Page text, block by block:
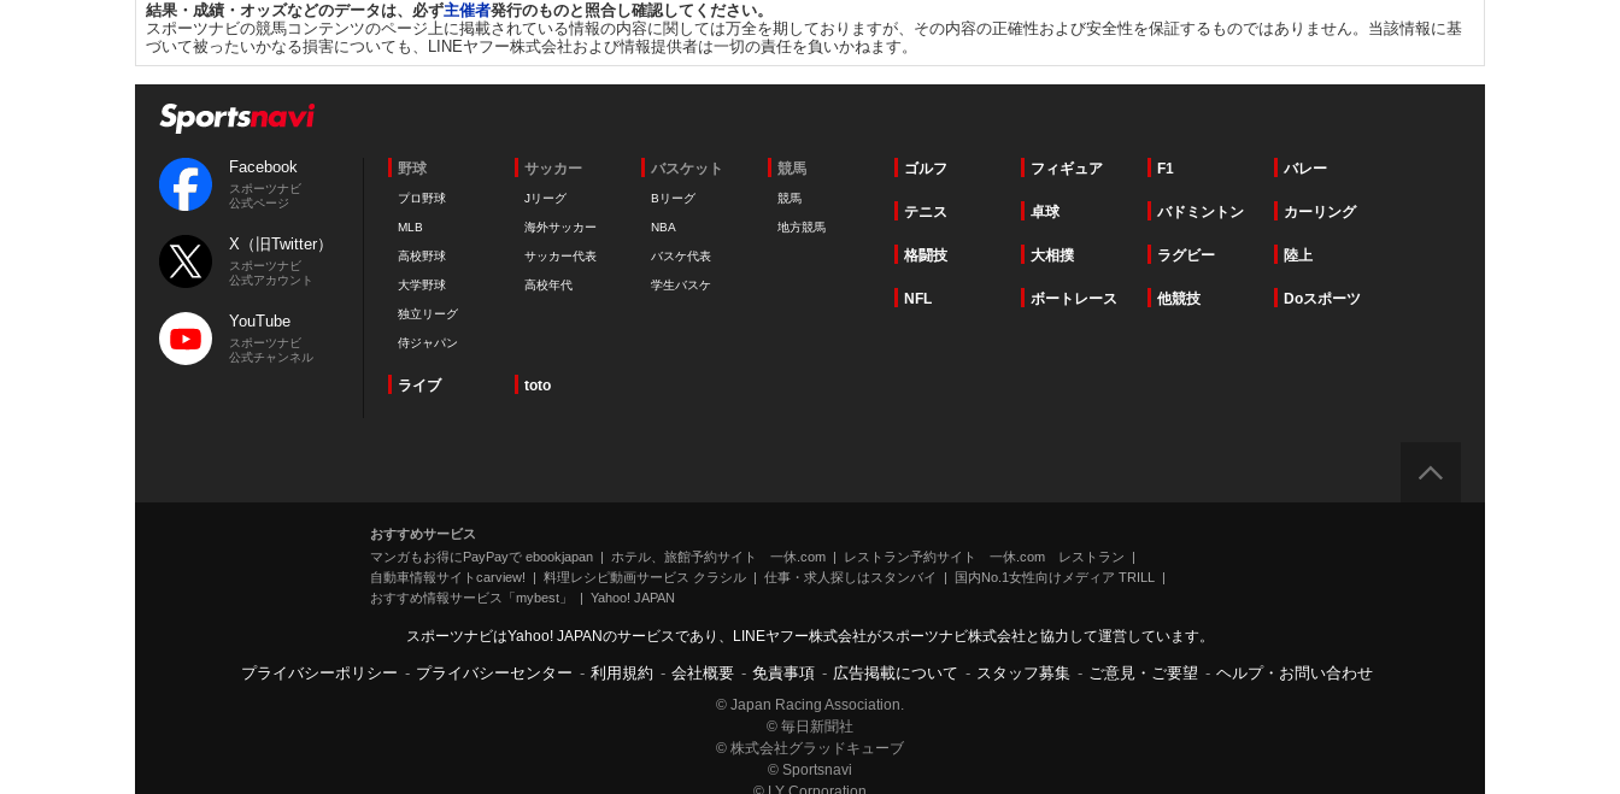
結果・成績・オッズなどのデータは、必ず主催者発行のものと照合し確認してください。
スポーツナビの競馬コンテンツのページ上に掲載されている情報の内容に関しては万全を期しておりますが、その内容の正確性および安全性を保証するものではありません。当該情報に基
づいて被ったいかなる損害についても、LINEヤフー株式会社および情報提供者は一切の責任を負いかねます。
Facebook
スポーツナビ
公式ページ
X（旧Twitter）
スポーツナビ
公式アカウント
YouTube
スポーツナビ
公式チャンネル
野球
プロ野球
MLB
高校野球
大学野球
独立リーグ
侍ジャパン
サッカー
Jリーグ
海外サッカー
サッカー代表
高校年代
バスケット
Bリーグ
NBA
バスケ代表
学生バスケ
競馬
競馬
地方競馬
ゴルフ フィギュア F1 バレー
テニス 卓球 バドミントン カーリング
格闘技 大相撲 ラグビー 陸上
NFL ボートレース 他競技 Doスポーツ
ライブ toto
おすすめサービス
マンガもお得にPayPayで ebookjapan
ホテル、旅館予約サイト 一休.com
レストラン予約サイト 一休.com レストラン
自動車情報サイトcarview!
料理レシピ動画サービス クラシル 仕事・求人探しはスタンバイ
国内No.1女性向けメディア TRILL
おすすめ情報サービス「mybest」
Yahoo! JAPAN
スポーツナビはYahoo! JAPANのサービスであり、LINEヤフー株式会社がスポーツナビ株式会社と協力して運営しています。
プライバシーポリシー - プライバシーセンター - 利用規約 - 会社概要 - 免責事項 - 広告掲載について - スタッフ募集 - ご意見・ご要望 - ヘルプ・お問い合わせ
© Japan Racing Association.
© 毎日新聞社
© 株式会社グラッドキューブ
© Sportsnavi